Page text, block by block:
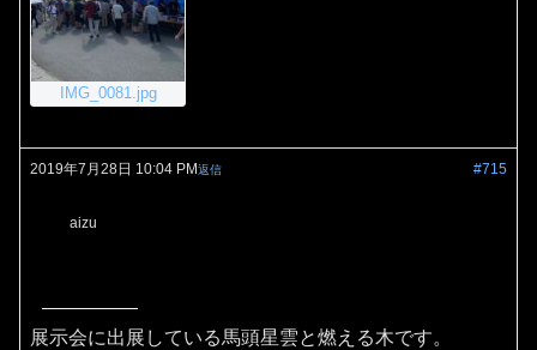
IMG_0081.jpg
2019年7月28日 10:04 PM #715
返信
aizu
展示会に出展している馬頭星雲と燃える木です。